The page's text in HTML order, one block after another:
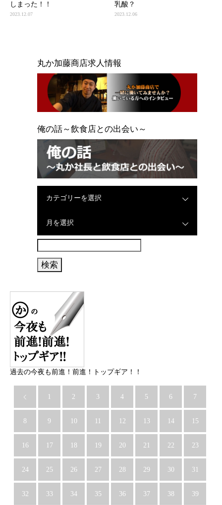
しまった！！
2023.12.07
乳酸？
2023.12.06
丸か加藤商店求人情報
俺の話～飲食店との出会い～
カテゴリーを選択
月を選択
過去の今夜も前進！前進！トップギア！！
1 2 3 4 5 6 7
8 9 10 11 12 13 14 15
16 17 18 19 20 21 22 23
24 25 26 27 28 29 30 31
32 33 34 35 36 37 38 39